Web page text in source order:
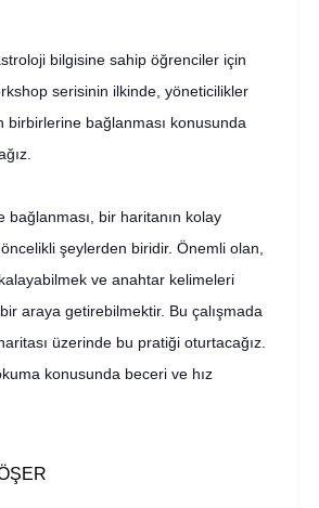
bilgisine sahip öğrenciler için
serisinin ilkinde, yöneticilikler
birbirlerine bağlanması konusunda
bağlanması, bir haritanın kolay
şeylerden biridir. Önemli olan,
alayabilmek ve anahtar kelimeleri
araya getirebilmektir. Bu çalışmada
üzerinde bu pratiği oturtacağız.
konusunda beceri ve hız